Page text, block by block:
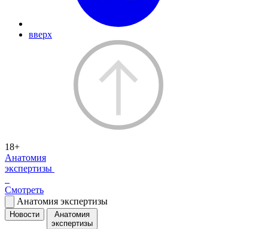
вверх
18+
Анатомия
экспертизы
Смотреть
Анатомия экспертизы
Новости
Анатомия
экспертизы